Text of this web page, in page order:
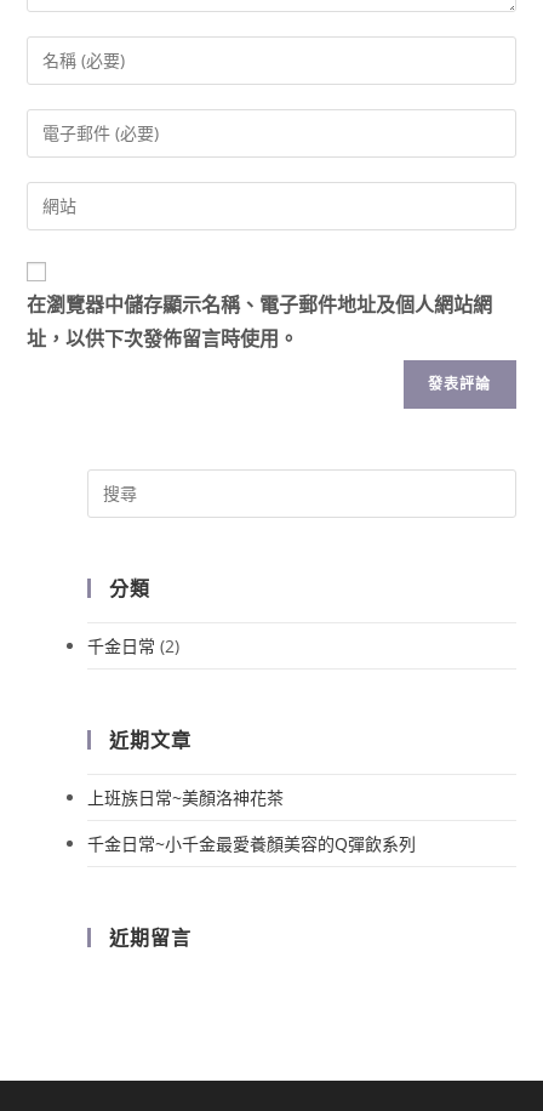
在瀏覽器中儲存顯示名稱、電子郵件地址及個人網站網
址，以供下次發佈留言時使用。
分類
千金日常 (2)
近期文章
上班族日常~美顏洛神花茶
千金日常~小千金最愛養顏美容的Q彈飲系列
近期留言